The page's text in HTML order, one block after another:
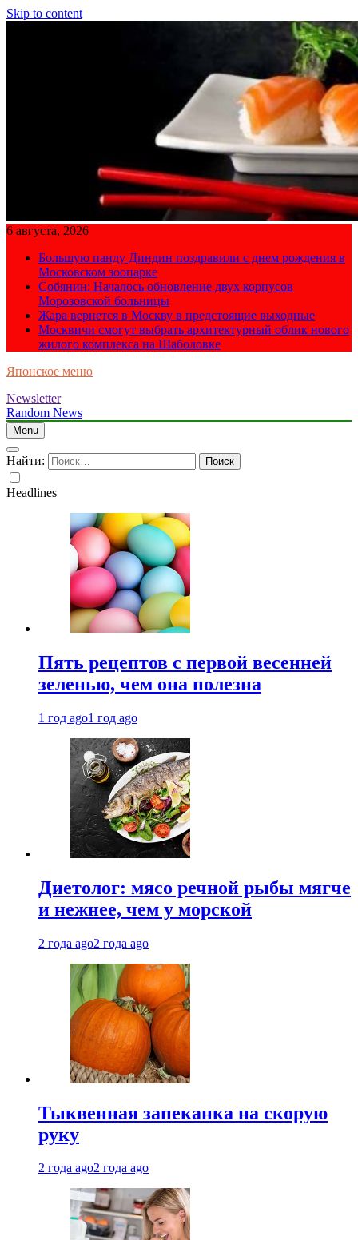
Skip to content
6 августа, 2026
Большую панду Диндин поздравили с днем рождения в
Московском зоопарке
Собянин: Началось обновление двух корпусов
Морозовской больницы
Жара вернется в Москву в предстоящие выходные
Москвичи смогут выбрать архитектурный облик нового
жилого комплекса на Шаболовке
Японское меню
Newsletter
Random News
Menu
Найти:
Headlines
Пять рецептов с первой весенней
зеленью, чем она полезна
1 год ago1 год ago
Диетолог: мясо речной рыбы мягче
и нежнее, чем у морской
2 года ago2 года ago
Тыквенная запеканка на скорую
руку
2 года ago2 года ago